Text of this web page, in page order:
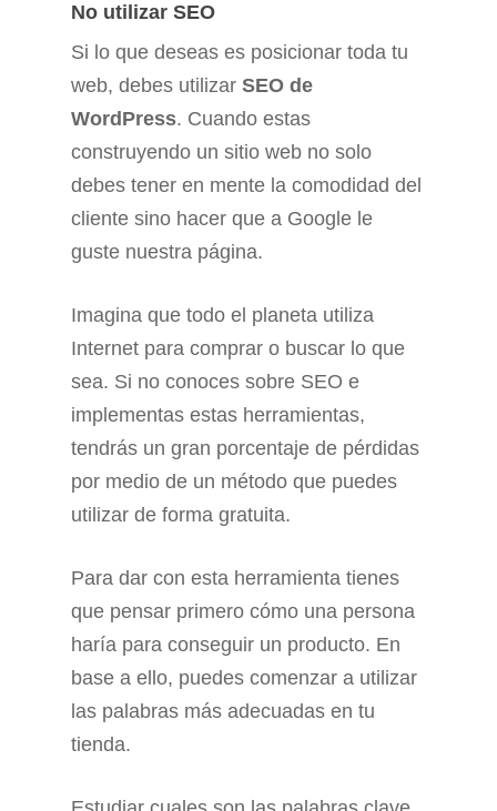
No utilizar SEO
Si lo que deseas es posicionar toda tu
web, debes utilizar SEO de
WordPress. Cuando estas
construyendo un sitio web no solo
debes tener en mente la comodidad del
cliente sino hacer que a Google le
guste nuestra página.
Imagina que todo el planeta utiliza
Internet para comprar o buscar lo que
sea. Si no conoces sobre SEO e
implementas estas herramientas,
tendrás un gran porcentaje de pérdidas
por medio de un método que puedes
utilizar de forma gratuita.
Para dar con esta herramienta tienes
que pensar primero cómo una persona
haría para conseguir un producto. En
base a ello, puedes comenzar a utilizar
las palabras más adecuadas en tu
tienda.